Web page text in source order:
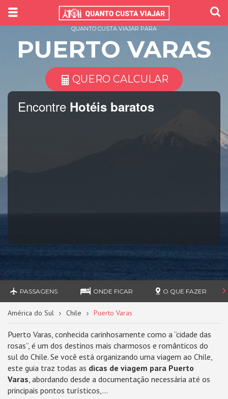
Encontre Hotéis baratos
QUANTO CUSTA VIAJAR PARA
PUERTO VARAS
QUERO CALCULAR
PASSAGENS ONDE FICAR O QUE FAZER
América do Sul Chile Puerto Varas
Puerto Varas, conhecida carinhosamente como a “cidade das
rosas”, é um dos destinos mais charmosos e românticos do
sul do Chile. Se você está organizando uma viagem ao Chile,
este guia traz todas as dicas de viagem para Puerto
Varas, abordando desde a documentação necessária até os
principais pontos turísticos,...